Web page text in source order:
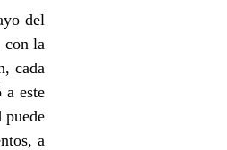
del
con la
cada
a este
puede
a